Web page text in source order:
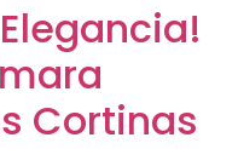
Cortinas